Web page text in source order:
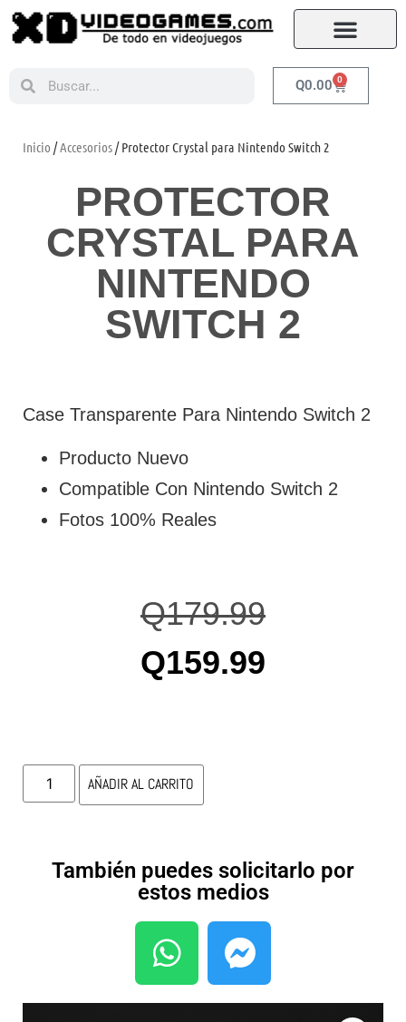
Q0.00 0
Inicio /Accesorios/ Protector Crystal para Nintendo Switch 2
PROTECTOR
CRYSTAL PARA
NINTENDO
SWITCH 2
Case Transparente Para Nintendo Switch 2
Producto Nuevo
Compatible Con Nintendo Switch 2
Fotos 100% Reales
Q179.99
Q159.99
AÑADIR AL CARRITO
También puedes solicitarlo por
estos medios